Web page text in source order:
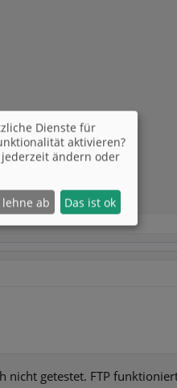
getestet. FTP
Dienste für
aktivieren?
ändern oder
lehne ab Das ist ok